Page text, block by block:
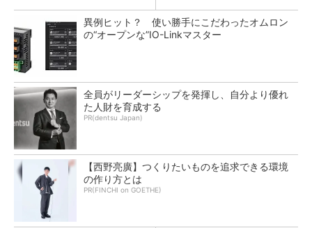
異例ヒット？ 使い勝手にこだわったオムロン
の“オープンな”IO-Linkマスター
全員がリーダーシップを発揮し、自分より優れ
た人財を育成する
PR(dentsu Japan)
【西野亮廣】つくりたいものを追求できる環境
の作り方とは
PR(FINCHI on GOETHE)